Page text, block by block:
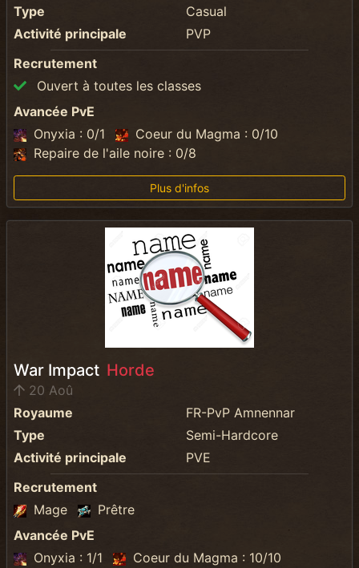
Type
Casual
Activité principale
PVP
Recrutement
Ouvert à toutes les classes
Avancée PvE
Onyxia : 0/1
Coeur du Magma : 0/10
Repaire de l'aile noire : 0/8
Plus d'infos
War Impact Horde
20 Aoû
Royaume
FR-PvP Amnennar
Type
Semi-Hardcore
Activité principale
PVE
Recrutement
Mage
Prêtre
Avancée PvE
Onyxia : 1/1
Coeur du Magma : 10/10